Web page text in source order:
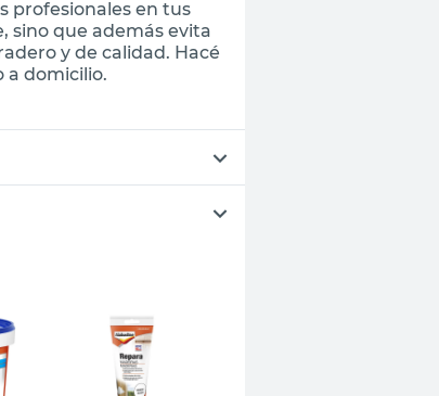
profesionales en tus
sino que además evita
y de calidad. Hacé
a domicilio.